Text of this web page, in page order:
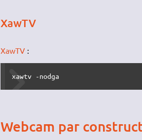
XawTV
XawTV:
xawtv -nodga
Webcam par